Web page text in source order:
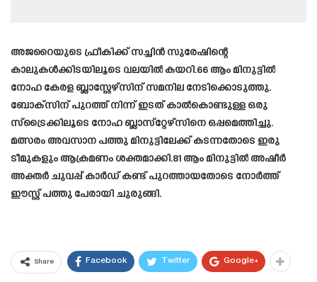
അജറൈയുടെ ഫ്രീകിക്ക് സച്ചിൻ സുരേഷിന്റെ
കാലുകൾക്കിടയിലൂടെ വലയിൽ കയറി.66 ആം മിനുട്ടിൽ
നോഹ കേരള ബ്ലാസ്റ്റേഴ്സിന് സമനില നേടിക്കൊടുത്തു.
ബോക്‌സിന് പുറത്ത് നിന്ന് ഇടത് കാൽകൊണ്ടുള്ള ഒരു
സ്‌ട്രൈക്കിലൂടെ നോഹ ബ്ലാസ്‌റ്റേഴ്‌സിനെ ഒപ്പമെത്തിച്ചു.
മത്സരം അവസാന പത്തു മിനുട്ടിലേക്ക് കടന്നതോടെ ഇരു
ടീമുകളും ആക്രമണം ശക്തമാക്കി.81 ആം മിനുട്ടിൽ അഷീർ
അക്തർ ചുവപ്പ് കാർഡ് കണ്ട് പുറത്തായതോടെ നോർത്ത്
ഈസ്റ്റ് പത്തു പേരായി ചുരുങ്ങി.
Share Facebook Twitter Google+